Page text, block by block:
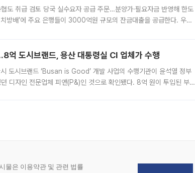
도 취급 검토 당국 실수요자 공급 주문…분양가·필요자금 반영해 한도
방배’에 주요 은행들이 3000억원 규모의 잔금대출을 공급한다. 우리
도시브랜드, 용산 대통령실 CI 업체가 수행
도시브랜드 ‘Busan is Good’ 개발 사업의 수행기관이 윤석열 정부
디자인 전문업체 피앤(P&)인 것으로 확인됐다. 8억 원이 투입된 부산